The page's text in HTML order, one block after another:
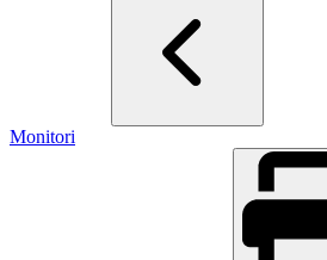
Monitori